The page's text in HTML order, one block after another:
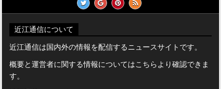
近江通信について
近江通信は国内外の情報を配信するニュースサイトです。
概要と運営者に関する情報についてはこちらより確認できま
す。